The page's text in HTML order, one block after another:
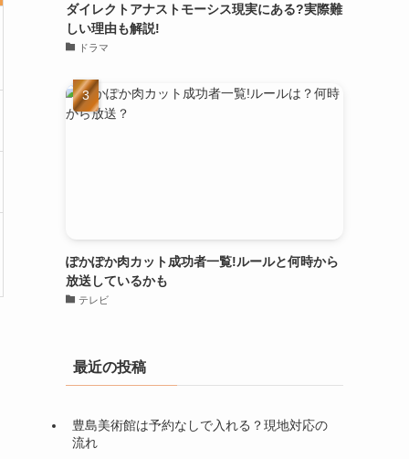
ダイレクトアナストモーシス現実にある?実際難
しい理由も解説!
ドラマ
ぽかぽか肉カット成功者一覧!ルールと何時から
放送しているかも
テレビ
最近の投稿
豊島美術館は予約なしで入れる？現地対応の
流れ